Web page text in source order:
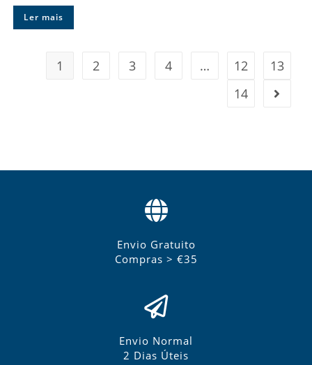
Ler mais
1 2 3 4 … 12
13
14
Envio Gratuito
Compras > €35
Envio Normal
2 Dias Úteis